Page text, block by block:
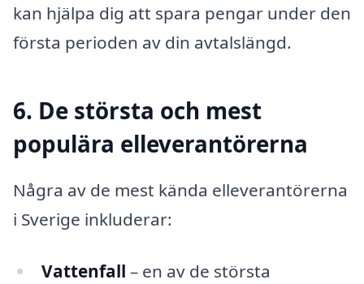
kan hjälpa dig att spara pengar under den
första perioden av din avtalslängd.
6. De största och mest
populära elleverantörerna
Några av de mest kända elleverantörerna
i Sverige inkluderar:
Vattenfall – en av de största